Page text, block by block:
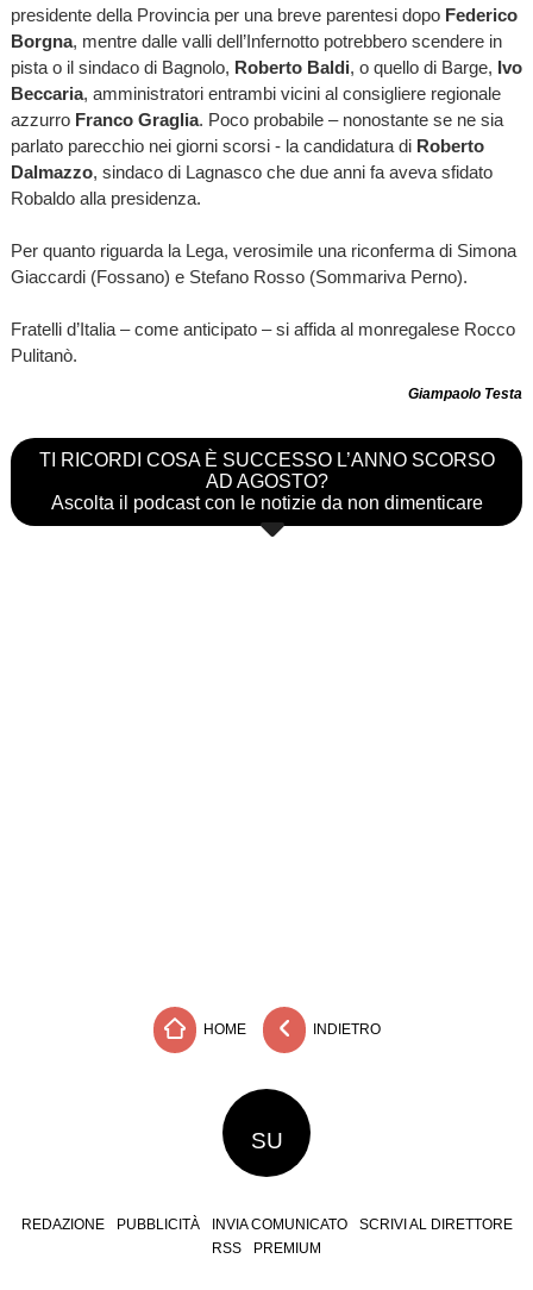
presidente della Provincia per una breve parentesi dopo Federico
Borgna, mentre dalle valli dell’Infernotto potrebbero scendere in
pista o il sindaco di Bagnolo, Roberto Baldi, o quello di Barge, Ivo
Beccaria, amministratori entrambi vicini al consigliere regionale
azzurro Franco Graglia. Poco probabile – nonostante se ne sia
parlato parecchio nei giorni scorsi - la candidatura di Roberto
Dalmazzo, sindaco di Lagnasco che due anni fa aveva sfidato
Robaldo alla presidenza.
Per quanto riguarda la Lega, verosimile una riconferma di Simona
Giaccardi (Fossano) e Stefano Rosso (Sommariva Perno).
Fratelli d’Italia – come anticipato – si affida al monregalese Rocco
Pulitanò.
Giampaolo Testa
TI RICORDI COSA È SUCCESSO L’ANNO SCORSO
AD AGOSTO?
Ascolta il podcast con le notizie da non dimenticare
HOME INDIETRO
SU
REDAZIONE PUBBLICITÀ INVIA COMUNICATO
SCRIVI AL DIRETTORE
RSS
PREMIUM